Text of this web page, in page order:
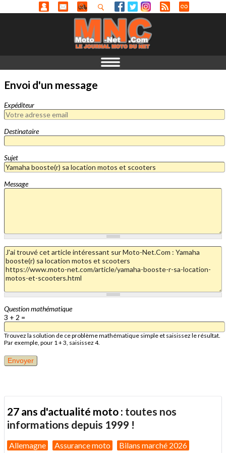
Envoi d'un message
Expéditeur
Destinataire
Sujet
Message
Question mathématique
3 + 2 =
Trouvez la solution de ce problème mathématique simple et saisissez le résultat.
Par exemple, pour 1 + 3, saisissez 4.
27 ans d'actualité moto : toutes nos
informations depuis 1999 !
Allemagne Assurance moto Bilans marché 2026